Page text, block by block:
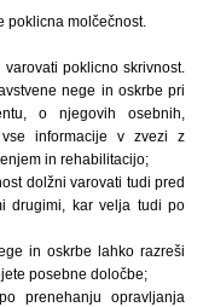
poklicna molčečnost.
poklicno skrivnost.
nege in oskrbe pri
o njegovih osebnih,
informacije v zvezi z
in rehabilitacijo;
dolžni varovati tudi pred
drugimi, kar velja tudi po
in oskrbe lahko razreši
posebne določbe;
prenehanju opravljanja